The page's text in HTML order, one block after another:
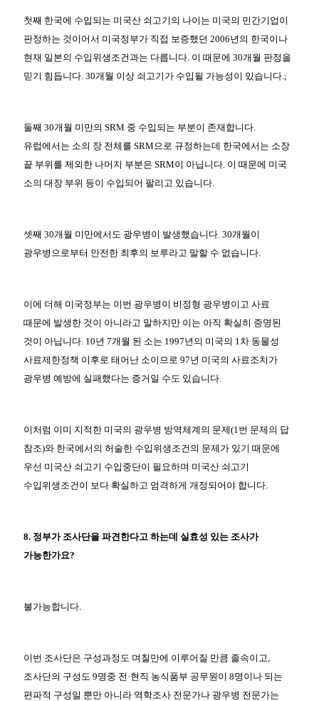
첫째 한국에 수입되는 미국산 쇠고기의 나이는 미국의 민간기업이
판정하는 것이어서 미국정부가 직접 보증했던 2006년의 한국이나
현재 일본의 수입위생조건과는 다릅니다. 이 때문에 30개월 판정을
믿기 힘듭니다. 30개월 이상 쇠고기가 수입될 가능성이 있습니다.;
둘째 30개월 미만의 SRM 중 수입되는 부분이 존재합니다.
유럽에서는 소의 장 전체를 SRM으로 규정하는데 한국에서는 소장
끝 부위를 제외한 나머지 부분은 SRM이 아닙니다. 이 때문에 미국
소의 대장 부위 등이 수입되어 팔리고 있습니다.
셋째 30개월 미만에서도 광우병이 발생했습니다. 30개월이
광우병으로부터 안전한 최후의 보루라고 말할 수 없습니다.
이에 더해 미국정부는 이번 광우병이 비정형 광우병이고 사료
때문에 발생한 것이 아니라고 말하지만 이는 아직 확실히 증명된
것이 아닙니다. 10년 7개월 된 소는 1997년의 미국의 1차 동물성
사료제한정책 이후로 태어난 소이므로 97년 미국의 사료조치가
광우병 예방에 실패했다는 증거일 수도 있습니다.
이처럼 이미 지적한 미국의 광우병 방역체계의 문제(1번 문제의 답
참조)와 한국에서의 허술한 수입위생조건의 문제가 있기 때문에
우선 미국산 쇠고기 수입중단이 필요하며 미국산 쇠고기
수입위생조건이 보다 확실하고 엄격하게 개정되어야 합니다.
8. 정부가 조사단을 파견한다고 하는데 실효성 있는 조사가
가능한가요?
불가능합니다.
이번 조사단은 구성과정도 며칠만에 이루어질 만큼 졸속이고,
조사단의 구성도 9명중 전·현직 농식품부 공무원이 8명이나 되는
편파적 구성일 뿐만 아니라 역학조사 전문가나 광우병 전문가는